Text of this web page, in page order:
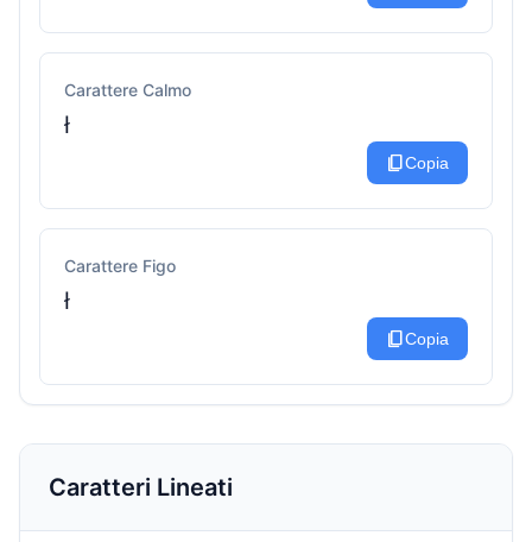
Carattere Calmo
ł
content_copyCopia
Carattere Figo
ł
content_copyCopia
Caratteri Lineati